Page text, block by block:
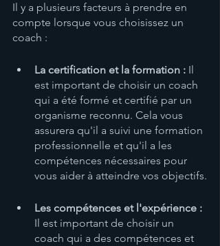
Il y a plusieurs facteurs à prendre en
compte lorsque vous choisissez un
coach :
La certification et la formation : Il
est important de choisir un coach
qui a été formé et certifié par un
organisme reconnu. Cela vous
assurera qu'il a suivi une formation
professionnelle et qu'il a les
compétences nécessaires pour
vous aider à atteindre vos objectifs.
Les compétences et l'expérience :
Il est important de choisir un
coach qui a des compétences et